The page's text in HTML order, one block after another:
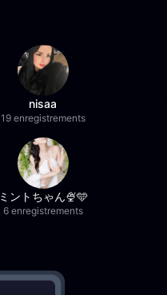
nisaa
19 enregistrements
ミントちゃん🍨🩵
6 enregistrements